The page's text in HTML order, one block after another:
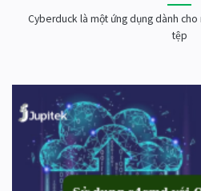
Cyberduck là một ứng dụng dành
tệp